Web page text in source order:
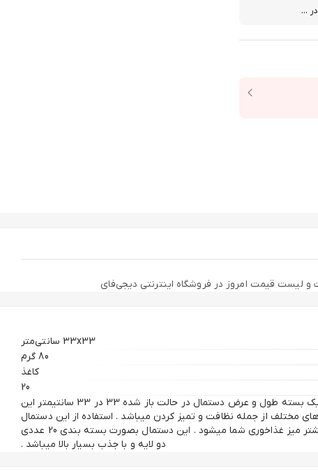
33x33 سانتی‌متر
80 گرم
کاغذ
20
20 ورق دستمال کاغذی 2 لایه در یک بسته طول و عرض دستمال در حالت باز شده 33 در 33 سانتیمتر این
مختلف از جمله نظافت و تمیز کردن میباشد . استفاده از این دستمال
سفره باعث جلوه و زیبایی هرچه بیشتر میز غذاخوری شما میشود . این دستمال بصورت بسته بندی 20 عددی
دو لایه و با جذب بسیار بالا میباشد .